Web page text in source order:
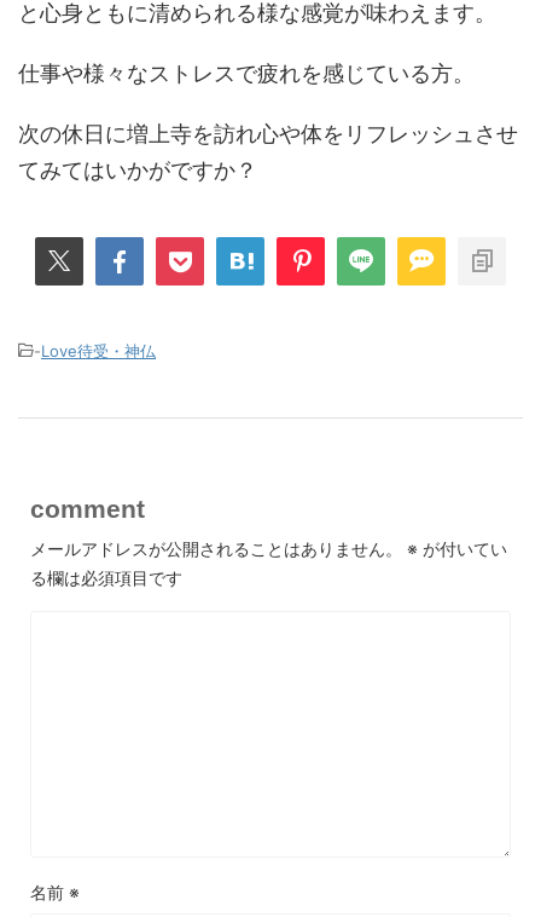
と心身ともに清められる様な感覚が味わえます。
仕事や様々なストレスで疲れを感じている方。
次の休日に増上寺を訪れ心や体をリフレッシュさせ
てみてはいかがですか？
-Love待受・神仏
comment
メールアドレスが公開されることはありません。 ※ が付いてい
る欄は必須項目です
名前 ※